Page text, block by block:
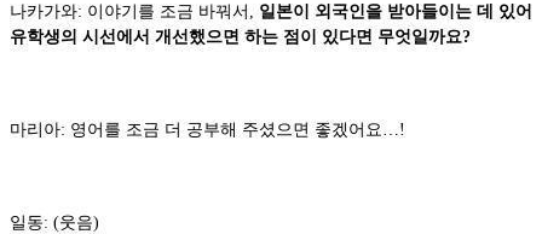
나카가와: 이야기를 조금 바꿔서, 일본이 외국인을 받아들이는 데 있어
유학생의 시선에서 개선했으면 하는 점이 있다면 무엇일까요?
마리아: 영어를 조금 더 공부해 주셨으면 좋겠어요…!
일동: (웃음)